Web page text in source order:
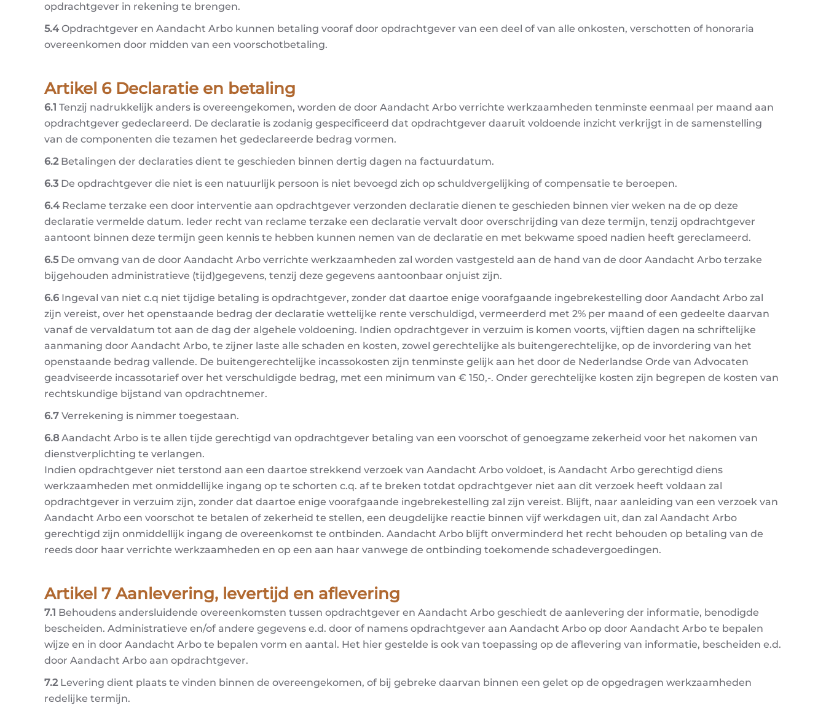
opdrachtgever in rekening te brengen.
5.4Opdrachtgever en Aandacht Arbo kunnen betaling vooraf door opdrachtgever van een deel of van alle onkosten, verschotten of honoraria
overeenkomen door midden van een voorschotbetaling.
Artikel 6 Declaratie en betaling
6.1 Tenzij nadrukkelijk anders is overeengekomen, worden de door Aandacht Arbo verrichte werkzaamheden tenminste eenmaal per maand aan
opdrachtgever gedeclareerd. De declaratie is zodanig gespecificeerd dat opdrachtgever daaruit voldoende inzicht verkrijgt in de samenstelling
van de componenten die tezamen het gedeclareerde bedrag vormen.
6.2Betalingen der declaraties dient te geschieden binnen dertig dagen na factuurdatum.
6.3 De opdrachtgever die niet is een natuurlijk persoon is niet bevoegd zich op schuldvergelijking of compensatie te beroepen.
6.4Reclame terzake een door interventie aan opdrachtgever verzonden declaratie dienen te geschieden binnen vier weken na de op deze
declaratie vermelde datum. Ieder recht van reclame terzake een declaratie vervalt door overschrijding van deze termijn, tenzij opdrachtgever
aantoont binnen deze termijn geen kennis te hebben kunnen nemen van de declaratie en met bekwame spoed nadien heeft gereclameerd.
6.5De omvang van de door Aandacht Arbo verrichte werkzaamheden zal worden vastgesteld aan de hand van de door Aandacht Arbo terzake
bijgehouden administratieve (tijd)gegevens, tenzij deze gegevens aantoonbaar onjuist zijn.
6.6 Ingeval van niet c.q niet tijdige betaling is opdrachtgever, zonder dat daartoe enige voorafgaande ingebrekestelling door Aandacht Arbo zal
zijn vereist, over het openstaande bedrag der declaratie wettelijke rente verschuldigd, vermeerderd met 2% per maand of een gedeelte daarvan
vanaf de vervaldatum tot aan de dag der algehele voldoening. Indien opdrachtgever in verzuim is komen voorts, vijftien dagen na schriftelijke
aanmaning door Aandacht Arbo, te zijner laste alle schaden en kosten, zowel gerechtelijke als buitengerechtelijke, op de invordering van het
openstaande bedrag vallende. De buitengerechtelijke incassokosten zijn tenminste gelijk aan het door de Nederlandse Orde van Advocaten
geadviseerde incassotarief over het verschuldigde bedrag, met een minimum van € 150,-. Onder gerechtelijke kosten zijn begrepen de kosten van
rechtskundige bijstand van opdrachtnemer.
6.7 Verrekening is nimmer toegestaan.
6.8Aandacht Arbo is te allen tijde gerechtigd van opdrachtgever betaling van een voorschot of genoegzame zekerheid voor het nakomen van
dienstverplichting te verlangen.
Indien opdrachtgever niet terstond aan een daartoe strekkend verzoek van Aandacht Arbo voldoet, is Aandacht Arbo gerechtigd diens
werkzaamheden met onmiddellijke ingang op te schorten c.q. af te breken totdat opdrachtgever niet aan dit verzoek heeft voldaan zal
opdrachtgever in verzuim zijn, zonder dat daartoe enige voorafgaande ingebrekestelling zal zijn vereist. Blijft, naar aanleiding van een verzoek van
Aandacht Arbo een voorschot te betalen of zekerheid te stellen, een deugdelijke reactie binnen vijf werkdagen uit, dan zal Aandacht Arbo
gerechtigd zijn onmiddellijk ingang de overeenkomst te ontbinden. Aandacht Arbo blijft onverminderd het recht behouden op betaling van de
reeds door haar verrichte werkzaamheden en op een aan haar vanwege de ontbinding toekomende schadevergoedingen.
Artikel 7 Aanlevering, levertijd en aflevering
7.1 Behoudens andersluidende overeenkomsten tussen opdrachtgever en Aandacht Arbo geschiedt de aanlevering der informatie, benodigde
bescheiden. Administratieve en/of andere gegevens e.d. door of namens opdrachtgever aan Aandacht Arbo op door Aandacht Arbo te bepalen
wijze en in door Aandacht Arbo te bepalen vorm en aantal. Het hier gestelde is ook van toepassing op de aflevering van informatie, bescheiden e.d.
door Aandacht Arbo aan opdrachtgever.
7.2Levering dient plaats te vinden binnen de overeengekomen, of bij gebreke daarvan binnen een gelet op de opgedragen werkzaamheden
redelijke termijn.